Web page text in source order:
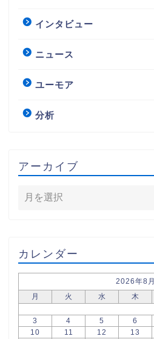
インタビュー
ニュース
ユーモア
分析
アーカイブ
カレンダー
2026年8月
月
火 水 木
3
4 5 6
10
11 12 13